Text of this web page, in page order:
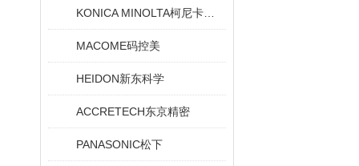
MACOME码控美
HEIDON新东科学
ACCRETECH东京精密
PANASONIC松下